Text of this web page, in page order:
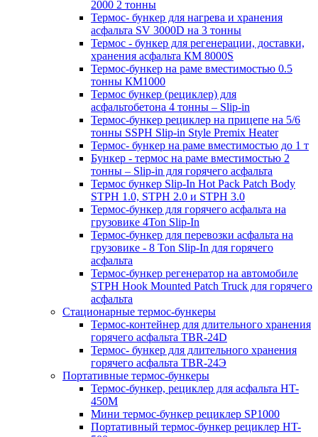
2000 2 тонны
Термос- бункер для нагрева и хранения
асфальта SV 3000D на 3 тонны
Термос - бункер для регенерации, доставки,
хранения асфальта КМ 8000S
Термос-бункер на раме вместимостью 0.5
тонны КМ1000
Термос бункер (рециклер) для
асфальтобетона 4 тонны – Slip-in
Термос-бункер рециклер на прицепе на 5/6
тонны SSPH Slip-in Style Premix Heater
Термос- бункер на раме вместимостью до 1 т
Бункер - термос на раме вместимостью 2
тонны – Slip-in для горячего асфальта
Термос бункер Slip-In Hot Pack Patch Body
STPH 1.0, STPH 2.0 и STPH 3.0
Термос-бункер для горячего асфальта на
грузовике 4Ton Slip-In
Термос-бункер для перевозки асфальта на
грузовике - 8 Ton Slip-In для горячего
асфальта
Термос-бункер регенератор на автомобиле
STPH Hook Mounted Patch Truck для горячего
асфальта
Стационарные термос-бункеры
Термос-контейнер для длительного хранения
горячего асфальта TBR-24D
Термос- бункер для длительного хранения
горячего асфальта TBR-24Э
Портативные термос-бункеры
Термос-бункер, рециклер для асфальта HT-
450M
Мини термос-бункер рециклер SP1000
Портативный термос-бункер рециклер HT-